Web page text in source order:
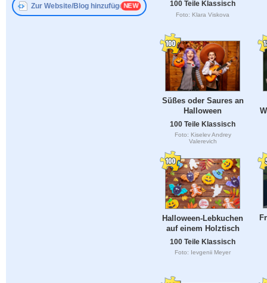
Zur Website/Blog hinzufügen 100 Teile Klassisch
Foto: Klara Viskova
Süßes oder Saures an
Halloween
100 Teile Klassisch
Foto: Kiselev Andrey
Valerevich
Halloween-Lebkuchen
auf einem Holztisch
100 Teile Klassisch
Foto: Ievgenii Meyer